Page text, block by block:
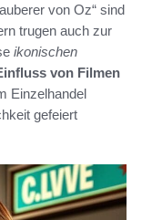
von Oz“ sind
trugen auch zur
ikonischen
von Filmen
Einzelhandel
gefeiert